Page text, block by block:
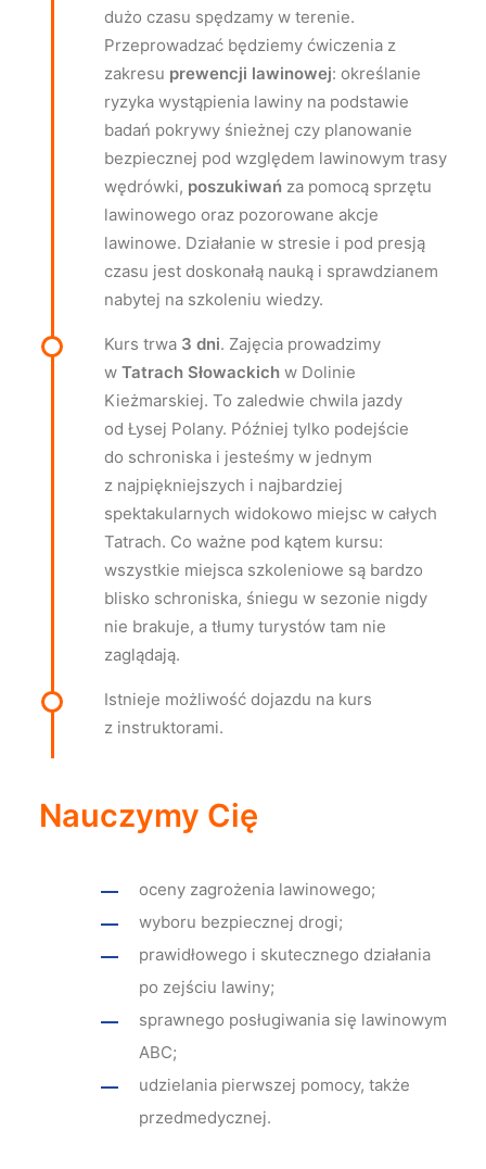
dużo czasu spędzamy w terenie.
Przeprowadzać będziemy ćwiczenia z
zakresu prewencji lawinowej: określanie
ryzyka wystąpienia lawiny na podstawie
badań pokrywy śnieżnej czy planowanie
bezpiecznej pod względem lawinowym trasy
wędrówki, poszukiwań za pomocą sprzętu
lawinowego oraz pozorowane akcje
lawinowe. Działanie w stresie i pod presją
czasu jest doskonałą nauką i sprawdzianem
nabytej na szkoleniu wiedzy.
Kurs trwa 3 dni. Zajęcia prowadzimy
w Tatrach Słowackich w Dolinie
Kieżmarskiej. To zaledwie chwila jazdy
od Łysej Polany. Później tylko podejście
do schroniska i jesteśmy w jednym
z najpiękniejszych i najbardziej
spektakularnych widokowo miejsc w całych
Tatrach. Co ważne pod kątem kursu:
wszystkie miejsca szkoleniowe są bardzo
blisko schroniska, śniegu w sezonie nigdy
nie brakuje, a tłumy turystów tam nie
zaglądają.
Istnieje możliwość dojazdu na kurs
z instruktorami.
Nauczymy Cię
oceny zagrożenia lawinowego;
wyboru bezpiecznej drogi;
prawidłowego i skutecznego działania
po zejściu lawiny;
sprawnego posługiwania się lawinowym
ABC;
udzielania pierwszej pomocy, także
przedmedycznej.